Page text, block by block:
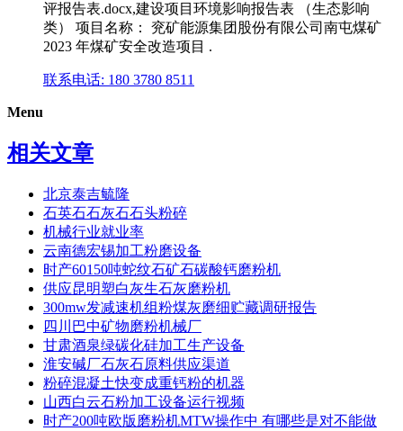
评报告表.docx,建设项目环境影响报告表 （生态影响
类） 项目名称： 兖矿能源集团股份有限公司南屯煤矿
2023 年煤矿安全改造项目 .
联系电话: 180 3780 8511
Menu
相关文章
北京泰吉毓隆
石英石石灰石石头粉碎
机械行业就业率
云南德宏锡加工粉磨设备
时产60150吨蛇纹石矿石碳酸钙磨粉机
供应昆明塑白灰生石灰磨粉机
300mw发减速机组粉煤灰磨细贮藏调研报告
四川巴中矿物磨粉机械厂
甘肃酒泉绿碳化硅加工生产设备
淮安碱厂石灰石原料供应渠道
粉碎混凝土快变成重钙粉的机器
山西白云石粉加工设备运行视频
时产200吨欧版磨粉机MTW操作中 有哪些是对不能做